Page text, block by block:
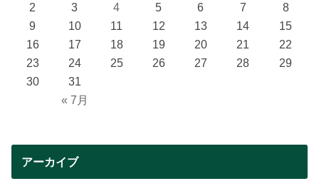
« 7月
2
3 4 5 6 7
8
9
10 11 12 13 14
15
16
17 18 19 20 21
22
23
24 25 26 27 28
29
30
31
アーカイブ